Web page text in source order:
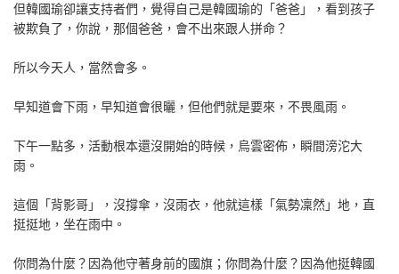
但韓國瑜卻讓支持者們，覺得自己是韓國瑜的「爸爸」，看到孩子
被欺負了，你說，那個爸爸，會不出來跟人拼命？
所以今天人，當然會多。
早知道會下雨，早知道會很曬，但他們就是要來，不畏風雨。
下午一點多，活動根本還沒開始的時候，烏雲密佈，瞬間滂沱大
雨。
這個「背影哥」，沒撐傘，沒雨衣，他就這樣「氣勢凜然」地，直
挺挺地，坐在雨中。
你問為什麼？因為他守著身前的國旗；你問為什麼？因為他挺韓國